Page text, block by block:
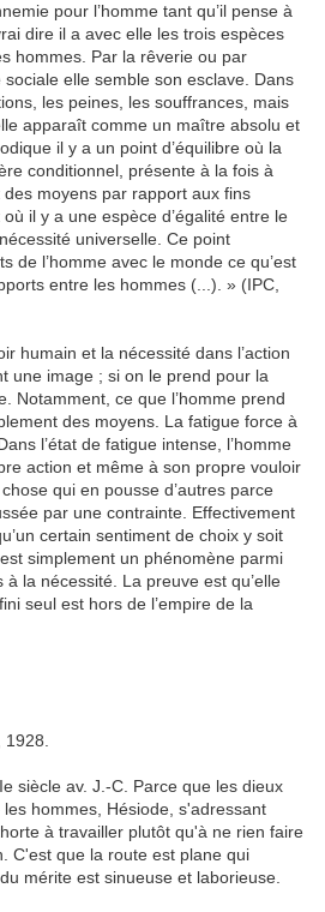
pour l’homme tant qu’il pense à
dire il a avec elle les trois espèces
hommes. Par la rêverie ou par
sociale elle semble son esclave. Dans
les peines, les souffrances, mais
apparaît comme un maître absolu et
il y a un point d’équilibre où la
conditionnel, présente à la fois à
des moyens par rapport aux fins
il y a une espèce d’égalité entre le
universelle. Ce point
de l’homme avec le monde ce qu’est
entre les hommes (...). » (IPC,
humain et la nécessité dans l’action
une image ; si on le prend pour la
Notamment, ce que l’homme prend
des moyens. La fatigue force à
l’état de fatigue intense, l’homme
action et même à son propre vouloir
qui en pousse d’autres parce
par une contrainte. Effectivement
certain sentiment de choix y soit
simplement un phénomène parmi
la nécessité. La preuve est qu’elle
seul est hors de l’empire de la
siècle av. J.-C. Parce que les dieux
hommes, Hésiode, s'adressant
à travailler plutôt qu'à ne rien faire
C'est que la route est plane qui
mérite est sinueuse et laborieuse.